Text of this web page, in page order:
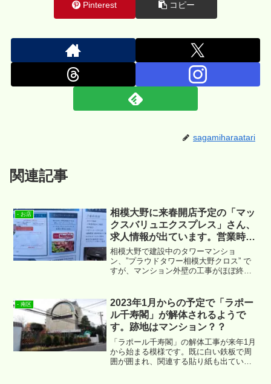
Pinterest コピー
sagamiharaatari
関連記事
- お店
相模大野に来春開店予定の「マッ
クスバリュエクスプレス」さん、
求人情報が出ています。営業時間
は24時まで。
相模大野で建設中のタワーマンショ
ン、”プラウドタワー相模大野クロス” で
すが、マンション外壁の工事がほぼ終わ
プレス」相模大野店さんですが、同マン
ションのパンフレットでは2026年1月～
でOPEN予定という告知となっていま
す。
- 南区
2023年1月からの予定で「ラポー
ル千寿閣」が解体されるようで
す。跡地はマンション？？
「ラポール千寿閣」の解体工事が来年1月
から始まる模様です。既に白い鉄板で周
囲が囲まれ、関連する貼り紙も出ていま